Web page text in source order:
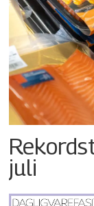
juli